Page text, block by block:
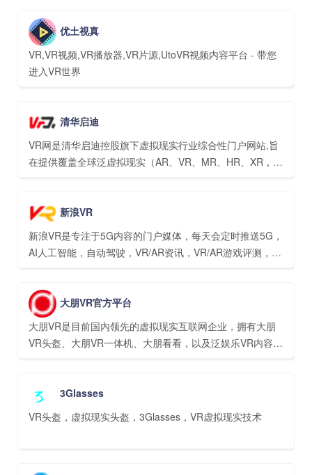
优土视真
VR,VR视频,VR播放器,VR片源,UtoVR视频内容平台 - 带您
进入VR世界
清华启迪
VR网是清华启迪控股旗下虚拟现实行业综合性门户网站,旨
在提供覆盖全球泛虚拟现实（AR、VR、MR、HR、XR，简
新浪VR
新浪VR是专注于5G内容的门户媒体，每天会定时推送5G，
AI人工智能，自动驾驶，VR/AR资讯，VR/AR游戏评测，科
大朋VR官方平台
大朋VR是目前国内领先的虚拟现实互联网企业，拥有大朋
VR头盔、大朋VR一体机、大朋看看，以及泛娱乐VR内容聚
3Glasses
VR头盔，虚拟现实头盔，3Glasses，VR虚拟现实技术